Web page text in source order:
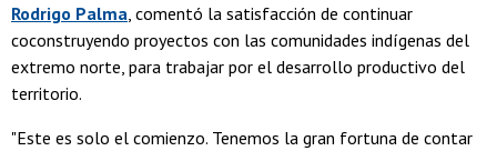
Rodrigo Palma, comentó la satisfacción de continuar
coconstruyendo proyectos con las comunidades indígenas del
extremo norte, para trabajar por el desarrollo productivo del
territorio.
"Este es solo el comienzo. Tenemos la gran fortuna de contar